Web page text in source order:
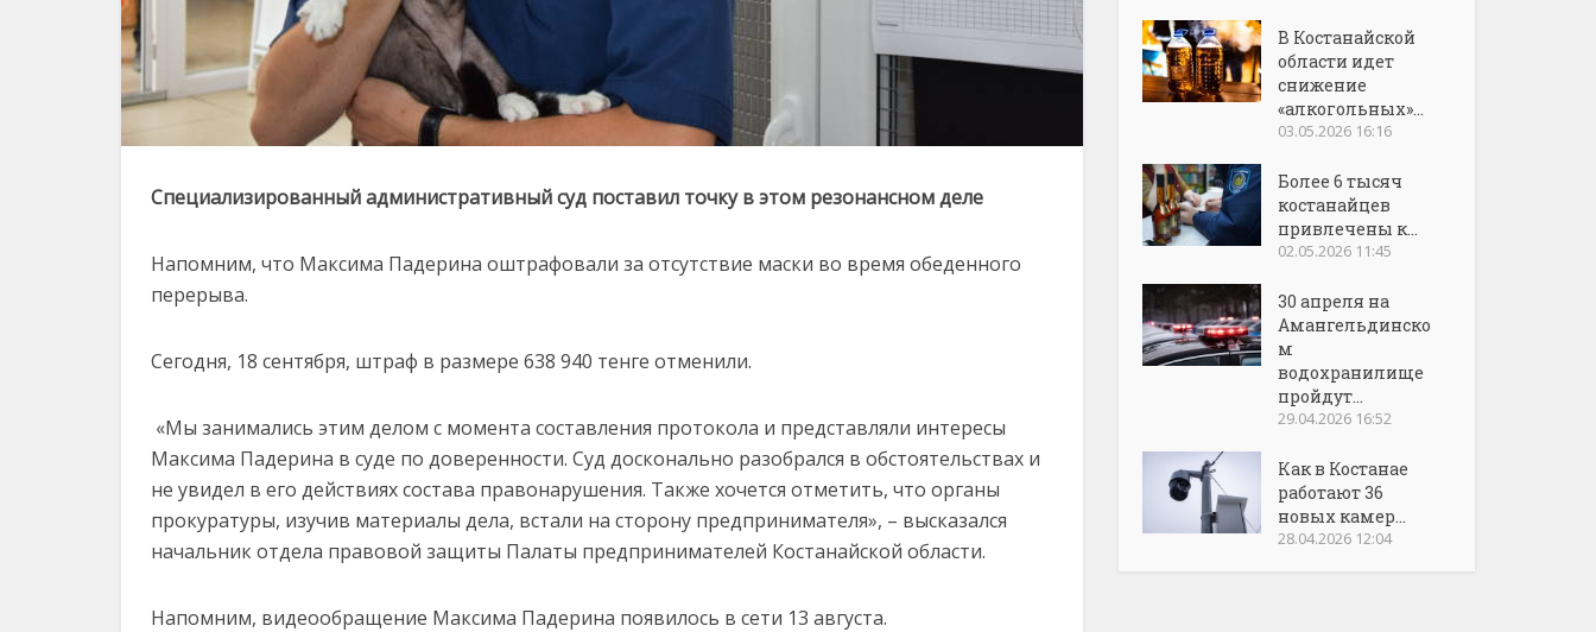
Специализированный административный суд поставил точку в этом резонансном деле
Напомним, что Максима Падерина оштрафовали за отсутствие маски во время обеденного
перерыва.
Сегодня, 18 сентября, штраф в размере 638 940 тенге отменили.
«Мы занимались этим делом с момента составления протокола и представляли интересы
Максима Падерина в суде по доверенности. Суд досконально разобрался в обстоятельствах и
не увидел в его действиях состава правонарушения. Также хочется отметить, что органы
прокуратуры, изучив материалы дела, встали на сторону предпринимателя», – высказался
начальник отдела правовой защиты Палаты предпринимателей Костанайской области.
Напомним, видеообращение Максима Падерина появилось в сети 13 августа.
В Костанайской
области идет
снижение
«алкогольных»...
03.05.2026 16:16
Более 6 тысяч
костанайцев
привлечены к...
02.05.2026 11:45
30 апреля на
Амангельдинско
м
водохранилище
пройдут...
29.04.2026 16:52
Как в Костанае
работают 36
новых камер...
28.04.2026 12:04